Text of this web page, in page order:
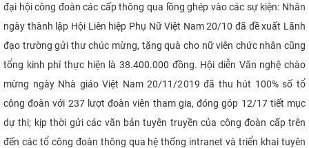
đại hội công đoàn các cấp thông qua lồng ghép vào các sự kiện: Nhân
ngày thành lập Hội Liên hiệp Phụ Nữ Việt Nam 20/10 đã đề xuất Lãnh
đạo trường gửi thư chúc mừng, tặng quà cho nữ viên chức nhân cũng
tổng kinh phí thực hiện là 38.400.000 đồng. Hội diễn Văn nghệ chào
mừng ngày Nhà giáo Việt Nam 20/11/2019 đã thu hút 100% số tổ
công đoàn với 237 lượt đoàn viên tham gia, đóng góp 12/17 tiết mục
dự thi; kịp thời gửi các văn bản tuyên truyền của công đoàn cấp trên
đến các tổ công đoàn thông qua hệ thống intranet và triển khai tuyên